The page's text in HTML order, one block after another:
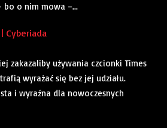
o nim mowa –...
Cyberiada
zakazaliby używania czcionki Times
wyrażać się bez jej udziału.
i wyraźna dla nowoczesnych